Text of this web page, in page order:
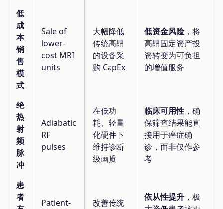
低
成
本
销
售
模
式
Sale of
lower-
cost MRI
units
大幅降低
传统高昂
的设备采
购 CapEx
低资金风险，将
高昂固定资产投
资转变为可负担
的增值服务
绝
热
射
频
脉
冲
Adiabatic
RF
pulses
在低功
耗、轻量
化硬件下
维持诊断
级画质
临床可用性 ，确
保筛查结果能直
接用于癌症确
诊，而非仅作参
考
患
者
Patient- 改善传统
依从性提升 ，极